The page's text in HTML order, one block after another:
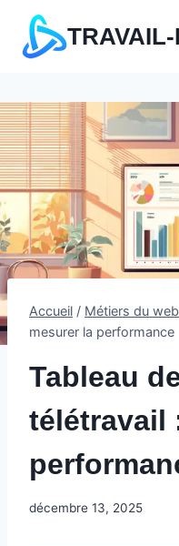
contenu
Accueil / Métiers du web
mesurer la performance
Tableau
télétravail
décembre 13, 2025